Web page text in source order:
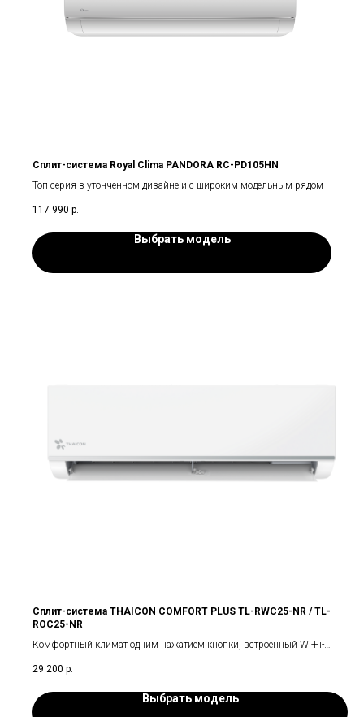
Сплит-система Royal Clima PANDORA RC-PD105HN
Топ серия в утонченном дизайне и с широким модельным рядом
117 990 р.
Выбрать модель
Сплит-система THAICON COMFORT PLUS TL-RWC25-NR / TL-
ROC25-NR
Комфортный климат одним нажатием кнопки, встроенный Wi-Fi-
29 200 р.
Выбрать модель